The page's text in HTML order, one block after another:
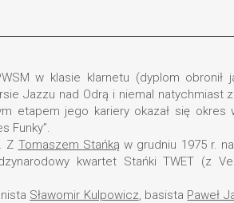
w klasie klarnetu (dyplom
Jazzu nad Odrą i niemal natychmiast
etapem jego kariery okazał się okres
Funky”.
Z Tomaszem Stańką w grudniu 1975 r.
kwartet Stańki TWET (z
Sławomir Kulpowicz, basista Paweł